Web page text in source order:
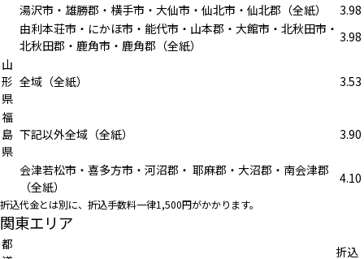
湯沢市・雄勝郡・横手市・大仙市・仙北市・仙北郡（全紙）
3.98
由利本荘市・にかほ市・能代市・山本郡・大館市・北秋田市・
北秋田郡・鹿角市・鹿角郡（全紙）
3.98
山
形
県
全域（全紙） 3.53
福
島
県
下記以外全域（全紙） 3.90
会津若松市・喜多方市・河沼郡・ 耶麻郡・大沼郡・南会津郡
（全紙）
4.10
折込代金とは別に、折込手数料一律1,500円がかかります。
関東エリア
都
折込